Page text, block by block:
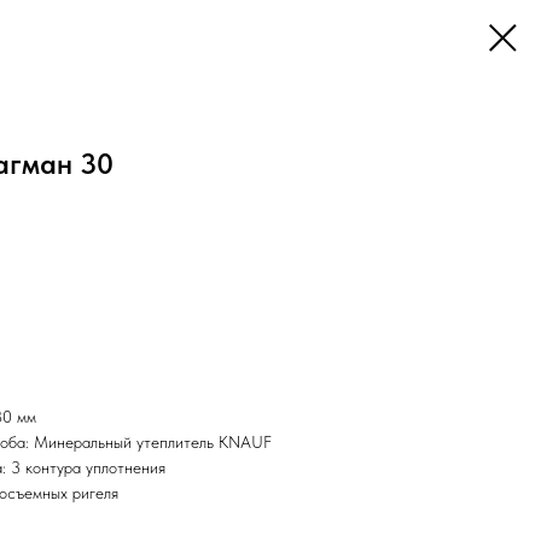
30
мм
Минеральный утеплитель KNAUF
3 контура уплотнения
ригеля